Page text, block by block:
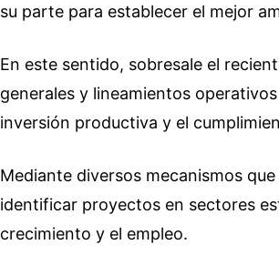
su parte para establecer el mejor
En este sentido, sobresale el
generales y lineamientos
inversión productiva y el
Mediante diversos mecanismos
identificar proyectos en sectores
crecimiento y el empleo.